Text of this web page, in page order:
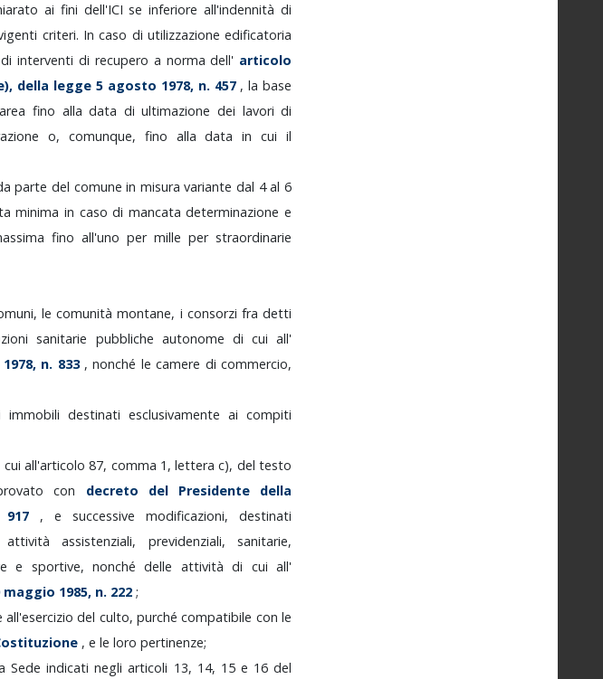
ai fini dell'ICIseinferioreall'indennitàdi
criteri. Incaso di utilizzazioneedificatoria
diinterventidi recupero a normadell' articolo
della legge5 agosto 1978, n. 457 ,labase
fino alladata diultimazione dei lavoridi
o, comunque, fino alladataincuiil
parte del comunein misuravariantedal 4al 6
minima in casodi mancatadeterminazionee
finoall'unopermilleperstraordinarie
lecomunitàmontane, i consorzifradetti
sanitarie pubbliche autonome di cuiall'
1978, n. 833 ,nonché lecamere dicommercio,
immobili destinati esclusivamente aicompiti
cui all'articolo87, comma 1,letterac), deltesto
con decreto del Presidente della
917 ,esuccessivemodificazioni,destinati
attivitàassistenziali, previdenziali,sanitarie,
e sportive, nonchédelle attivitàdi cuiall'
maggio 1985, n. 222;
all'eserciziodel culto,purchécompatibile con le
,eleloropertinenze;
Sedeindicatinegliarticoli 13, 14, 15 e 16del